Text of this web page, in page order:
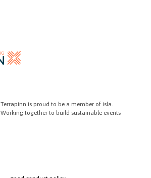
Terrapinn is proud to be a member of isla.
Working together to build sustainable events